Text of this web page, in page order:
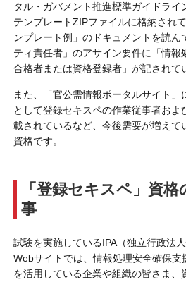
タル・ガバメント推進標準ガイドラ
テンプレートZIPファイルに格納され
ンプレート例」のドキュメントを読ん
ティ責任者」のアサイン要件に「情報
合格者または資格登録者」が記されて
また、「官公需情報ポータルサイト
として登録セキスペの作業従事者およ
載されているなど、今後需要が増えて
資格です。
「登録セキスペ」資
事
試験を実施しているIPA（独立行政法
Webサイトでは、情報処理安全確保
を活用している企業や組織の皆さま、